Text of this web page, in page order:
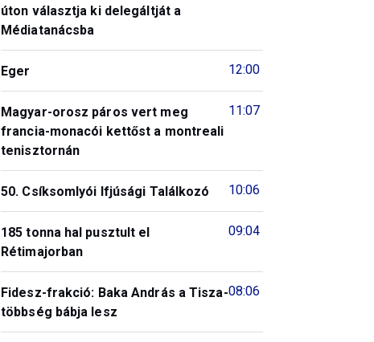
úton választja ki delegáltját a
Médiatanácsba
12:00
Eger
11:07
Magyar-orosz páros vert meg
francia-monacói kettőst a montreali
tenisztornán
10:06
50. Csíksomlyói Ifjúsági Találkozó
09:04
185 tonna hal pusztult el
Rétimajorban
08:06
Fidesz-frakció: Baka András a Tisza-
többség bábja lesz